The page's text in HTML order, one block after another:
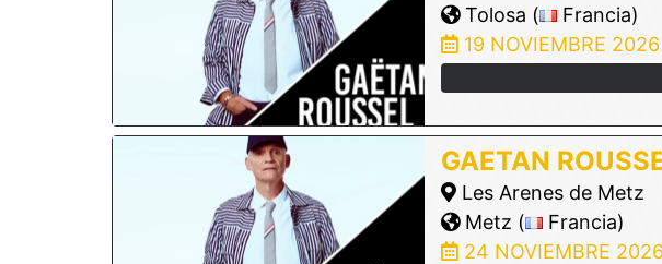
Tolosa (
Francia)
19 NOVIEMBRE 2026
GAETAN
Les Arenes de Metz
Metz (
Francia)
24 NOVIEMBRE 2026